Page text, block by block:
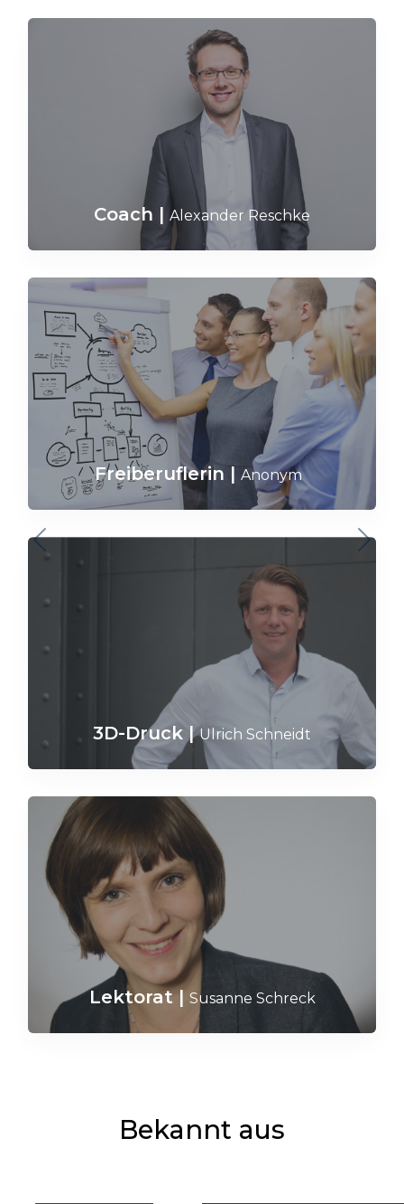
Coach | Alexander Reschke
Freiberuflerin | Anonym
3D-Druck |Ulrich Schneidt
Lektorat| Susanne Schreck
Bekannt aus